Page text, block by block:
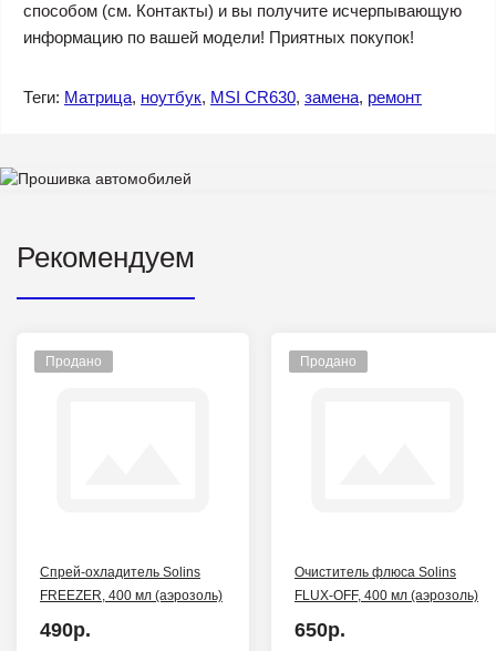
способом (см. Контакты) и вы получите исчерпывающую
информацию по вашей модели! Приятных покупок!
Теги: Матрица, ноутбук, MSI CR630, замена, ремонт
Рекомендуем
Продано
Спрей-охладитель Solins
FREEZER, 400 мл (аэрозоль)
490р.
Продано
Очиститель флюса Solins
FLUX-OFF, 400 мл (аэрозоль)
650р.